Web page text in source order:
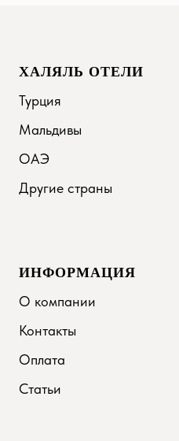
ХАЛЯЛЬ ОТЕЛИ
Турция
Мальдивы
ОАЭ
Другие страны
ИНФОРМАЦИЯ
О компании
Контакты
Оплата
Статьи